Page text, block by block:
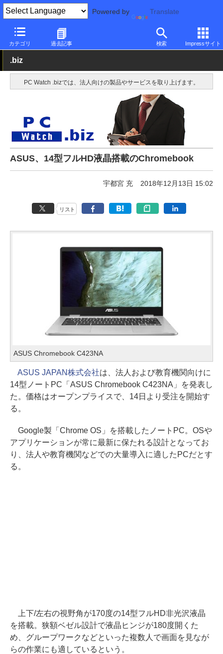
Powered by Translate
カテゴリ 過去記事 検索 Impressサイト
PC Watch パソコン/タブレット/スマートフォン モバイルノート
.biz
PC Watch .bizでは、法人向けの製品やサービスを取り上げます。
ASUS、14型フルHD液晶搭載のChromebook
宇都宮 充 2018年12月13日 15:02
リスト
ASUS Chromebook C423NA
ASUS JAPAN株式会社は、法人および教育機関向けに
14型ノートPC「ASUS Chromebook C423NA」を発表し
た。価格はオープンプライスで、14日より受注を開始す
る。
Google製「Chrome OS」を搭載したノートPC。OSや
アプリケーションが常に最新に保たれる設計となってお
り、法人や教育機関などでの大量導入に適したPCだとす
る。
上下/左右の視野角が170度の14型フルHD非光沢液晶
を搭載。狭額ベゼル設計で液晶ヒンジが180度開くた
め、グループワークなどといった複数人で画面を見なが
らの作業にも適しているという。